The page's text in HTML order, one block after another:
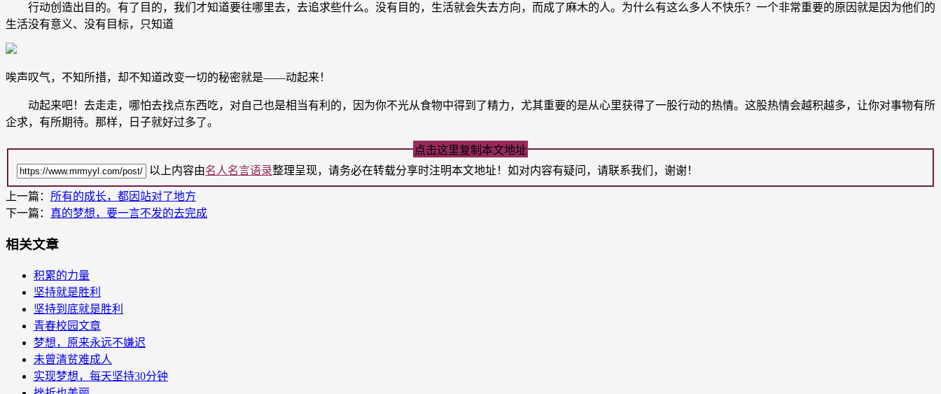
行动创造出目的。有了目的，我们才知道要往哪里去，去追求些什么。没有目的，生活就会失去方向，而成了麻木的人。为什么有这么多人不快乐？一个非常重要的原因就是因为他们的
生活没有意义、没有目标，只知道
唉声叹气，不知所措，却不知道改变一切的秘密就是——动起来！
动起来吧！去走走，哪怕去找点东西吃，对自己也是相当有利的，因为你不光从食物中得到了精力，尤其重要的是从心里获得了一股行动的热情。这股热情会越积越多，让你对事物有所
企求，有所期待。那样，日子就好过多了。
点击这里复制本文地址
以上内容由名人名言语录整理呈现，请务必在转载分享时注明本文地址！如对内容有疑问，请联系我们，谢谢！
上一篇： 所有的成长，都因站对了地方
下一篇： 真的梦想，要一言不发的去完成
相关文章
积累的力量
坚持就是胜利
坚持到底就是胜利
青春校园文章
梦想，原来永远不嫌迟
未曾清贫难成人
实现梦想，每天坚持30分钟